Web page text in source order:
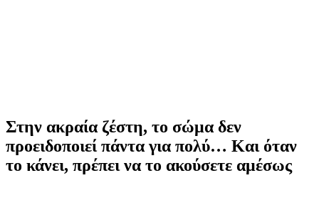
Στην ακραία ζέστη, το σώμα δεν
προειδοποιεί πάντα για πολύ… Και όταν
το κάνει, πρέπει να το ακούσετε αμέσως